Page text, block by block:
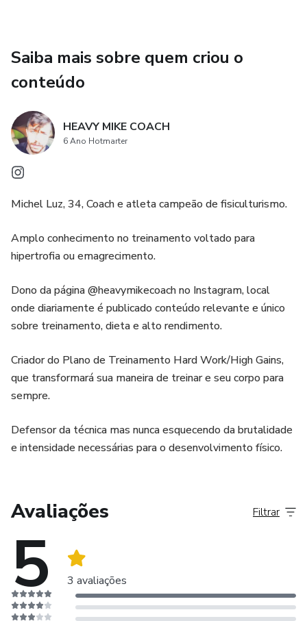
Saiba mais sobre quem criou o
conteúdo
HEAVY MIKE COACH
6 Ano Hotmarter
Michel Luz, 34, Coach e atleta campeão de fisiculturismo.
Amplo conhecimento no treinamento voltado para
hipertrofia ou emagrecimento.
Dono da página @heavymikecoach no Instagram, local
onde diariamente é publicado conteúdo relevante e único
sobre treinamento, dieta e alto rendimento.
Criador do Plano de Treinamento Hard Work/High Gains,
que transformará sua maneira de treinar e seu corpo para
sempre.
Defensor da técnica mas nunca esquecendo da brutalidade
e intensidade necessárias para o desenvolvimento físico.
Avaliações
5 3 avaliações
Filtrar